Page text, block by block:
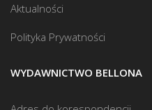
Aktualności
Polityka Prywatności
WYDAWNICTWO BELLONA